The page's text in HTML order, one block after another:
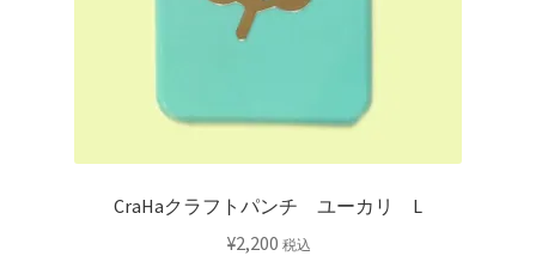
CraHaクラフトパンチ ユーカリ L
¥2,200 税込